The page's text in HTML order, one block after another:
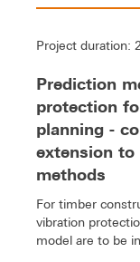
Project duration:
Prediction
protection
planning -
extension
methods
For timber
vibration
model are to be